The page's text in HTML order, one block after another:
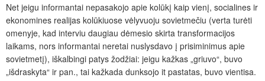
Net jeigu informantai nepasakojo apie kolūkį kaip vienį, socialines ir
ekonomines realijas kolūkiuose vėlyvuoju sovietmečiu (verta turėti
omenyje, kad interviu daugiau dėmesio skirta transformacijos
laikams, nors informantai neretai nuslysdavo į prisiminimus apie
sovietmetį), iškalbingi patys žodžiai: jeigu kažkas „griuvo“, buvo
„išdraskyta“ ir pan., tai kažkada dunksojo it pastatas, buvo vientisa.